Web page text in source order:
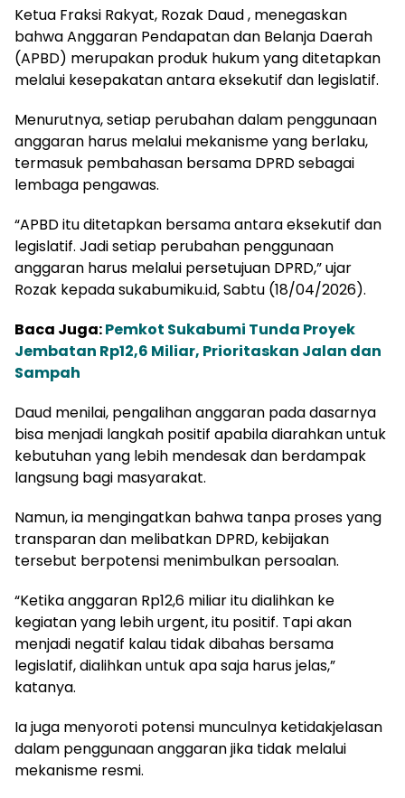
Ketua Fraksi Rakyat, Rozak Daud , menegaskan
bahwa Anggaran Pendapatan dan Belanja Daerah
(APBD) merupakan produk hukum yang ditetapkan
melalui kesepakatan antara eksekutif dan legislatif.
Menurutnya, setiap perubahan dalam penggunaan
anggaran harus melalui mekanisme yang berlaku,
termasuk pembahasan bersama DPRD sebagai
lembaga pengawas.
“APBD itu ditetapkan bersama antara eksekutif dan
legislatif. Jadi setiap perubahan penggunaan
anggaran harus melalui persetujuan DPRD,” ujar
Rozak kepada sukabumiku.id, Sabtu (18/04/2026).
Baca Juga:Pemkot Sukabumi Tunda Proyek
Jembatan Rp12,6 Miliar, Prioritaskan Jalan dan
Sampah
Daud menilai, pengalihan anggaran pada dasarnya
bisa menjadi langkah positif apabila diarahkan untuk
kebutuhan yang lebih mendesak dan berdampak
langsung bagi masyarakat.
Namun, ia mengingatkan bahwa tanpa proses yang
transparan dan melibatkan DPRD, kebijakan
tersebut berpotensi menimbulkan persoalan.
“Ketika anggaran Rp12,6 miliar itu dialihkan ke
kegiatan yang lebih urgent, itu positif. Tapi akan
menjadi negatif kalau tidak dibahas bersama
legislatif, dialihkan untuk apa saja harus jelas,”
katanya.
Ia juga menyoroti potensi munculnya ketidakjelasan
dalam penggunaan anggaran jika tidak melalui
mekanisme resmi.